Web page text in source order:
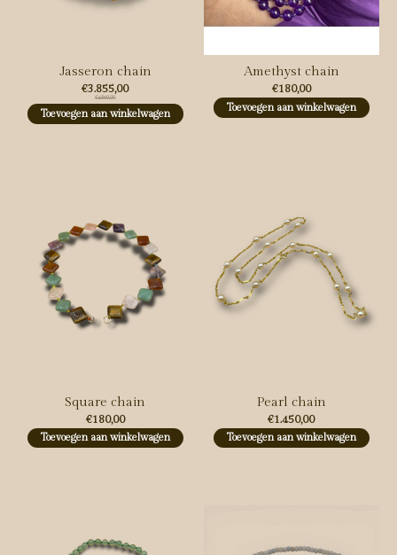
Jasseron chain
€3.855,00
€4.850,00
Toevoegen aan winkelwagen
Amethyst chain
€180,00
Toevoegen aan winkelwagen
Square chain
€180,00
Toevoegen aan winkelwagen
Pearl chain
€1.450,00
Toevoegen aan winkelwagen